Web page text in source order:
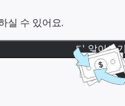
실 수 있어요.
더 알아보기